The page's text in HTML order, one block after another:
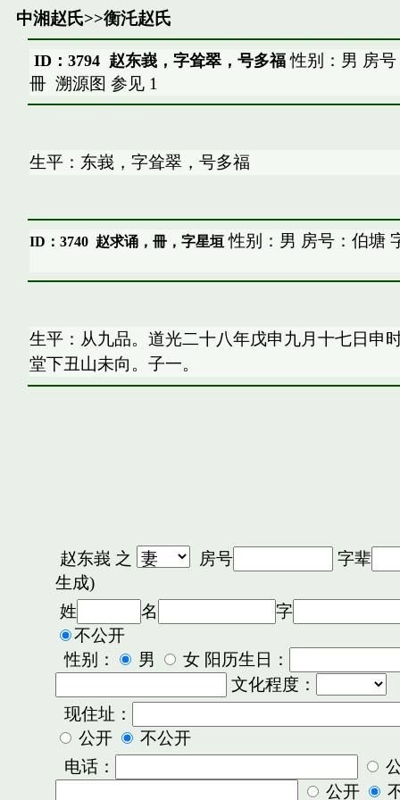
中湘赵氏>>衡汑赵氏
ID：3794 赵东峩，字耸翠，号多福性别：男 房
冊 溯源图 参见 1
生平：东峩，字耸翠，号多福
ID：3740 赵求诵，冊，字星垣性别：男 房号：伯塘
生平：从九品。道光二十八年戊申九月十七日申
堂下丑山未向。子一。
赵东峩之 房号
字辈
生成)
姓
名
字
不公开
性别：
男
女 阳历生日：
文化程度：
现住址：
公开
不公开
电话：
公开